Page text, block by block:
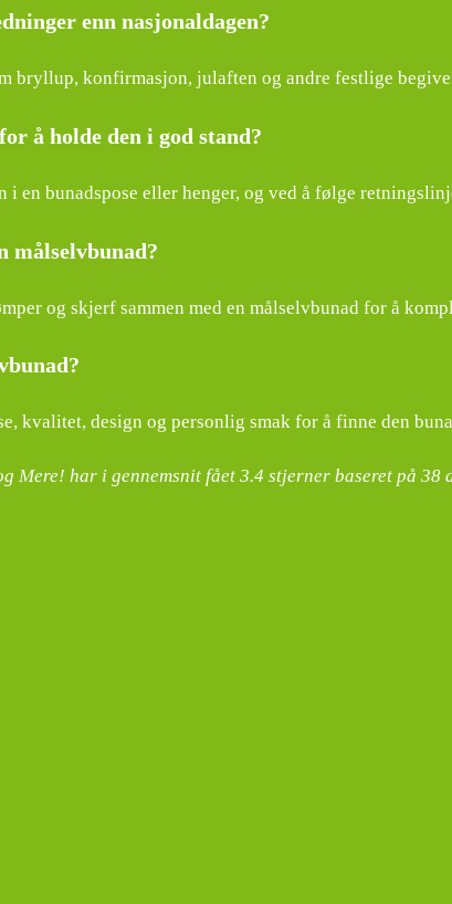
enn nasjonaldagen?
bryllup, konfirmasjon, julaften og andre festlige
å holde den i god stand?
i en bunadspose eller henger, og ved å følge
målselvbunad?
og skjerf sammen med en målselvbunad for å
kvalitet, design og personlig smak for å finne den
Mere! har i gennemsnit fået 3.4 stjerner baseret på 38